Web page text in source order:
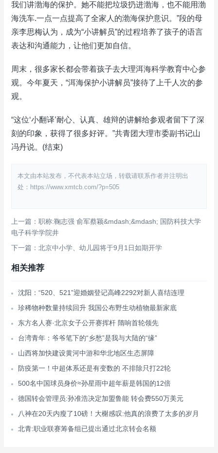
我们讲渤海的保护。她不能把垃圾扔进渤海，也不能用渤
海洗车.一点一点提高了全家人的渤海保护意识。”段的母
亲李思梅认为，成为“小讲解员”的过程培养了孩子的语言
表达和沟通能力，让他们更加自信。
周末，很多家长都会带着孩子去大理洱海科学教育中心参
观。今年夏天，“洱海保护小讲解员”接待了上千人次的参
观。
“这位‘小翻译’耐心、认真、雄辩的讲解给参观者留下了深
刻的印象，获得了很多好评。”共青团大理市委副书记山
冯丹说。(结束)
本文由本站发布，不代表本站立场，转载请联系作者并注明出
处：https://www.xmtcb.com/?p=505
上一篇：职称:鞠志强 俞军蔡颖&mdash;&mdash; 国防科技大学
电子科学学院井
下一篇：北京中小学、幼儿园将于9月1日如期开学
相关推荐
沈阳：“520、521”迎婚姻登记高峰2292对新人喜结连理
珍稀物种数量持续回升 我国公布野生动植物最新家底
东方名人赛·北京女子公开赛挥杆 隋响首轮领先
台湾青年：爷爷笔下的“乡愁”是我与大陆的“缘”
山西将加快建设黄河中游和华北地区生态屏障
防疫第一！中超体系还是有变数的 不排除只打22轮
500名中国球员身价≈孙星雨中超年薪是韩国的12倍
德国转会管理员:孙准浩决定加盟鲁能 转会费550万美元
八神在20天内瘦了10磅！大榭感叹:他真的浪费了太多的岁月
北青:职业联赛筹备组已提出通过北京转会名额